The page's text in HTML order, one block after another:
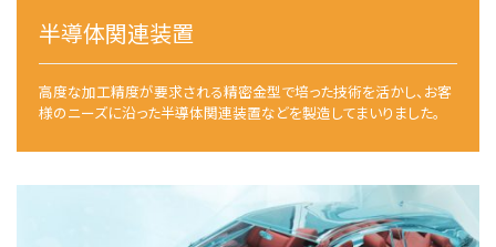
半導体関連装置
高度な加工精度が要求される精密金型で培った技術を活かし、お客
様のニーズに沿った半導体関連装置などを製造してまいりました。